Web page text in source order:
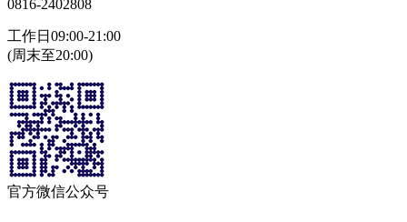
0816-2402808
工作日09:00-21:00
(周末至20:00)
官方微信公众号